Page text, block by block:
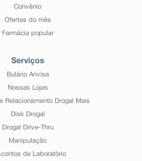
Convênio
Ofertas do mês
Farmácia popular
Serviços
Bulário Anvisa
Nossas Lojas
Relacionamento Drogal Mais
Disk Drogal
Drogal Drive-Thru
Manipulação
de Laboratório